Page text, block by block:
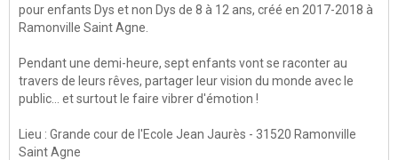
pour enfants Dys et non Dys de 8 à 12 ans, créé en 2017-2018 à
Ramonville Saint Agne.
Pendant une demi-heure, sept enfants vont se raconter au
travers de leurs rêves, partager leur vision du monde avec le
public... et surtout le faire vibrer d'émotion !
Lieu : Grande cour de l'Ecole Jean Jaurès - 31520 Ramonville
Saint Agne